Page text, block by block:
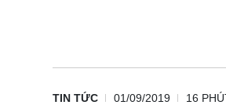
TIN TỨC 01/09/2019 16